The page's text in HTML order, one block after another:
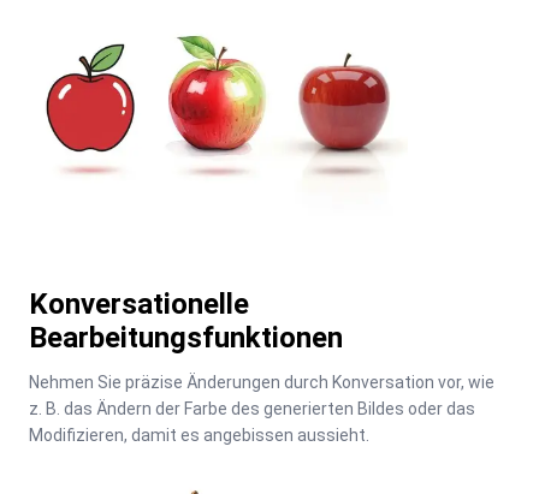
Konversationelle
Bearbeitungsfunktionen
Nehmen Sie präzise Änderungen durch Konversation vor, wie
z. B. das Ändern der Farbe des generierten Bildes oder das
Modifizieren, damit es angebissen aussieht.